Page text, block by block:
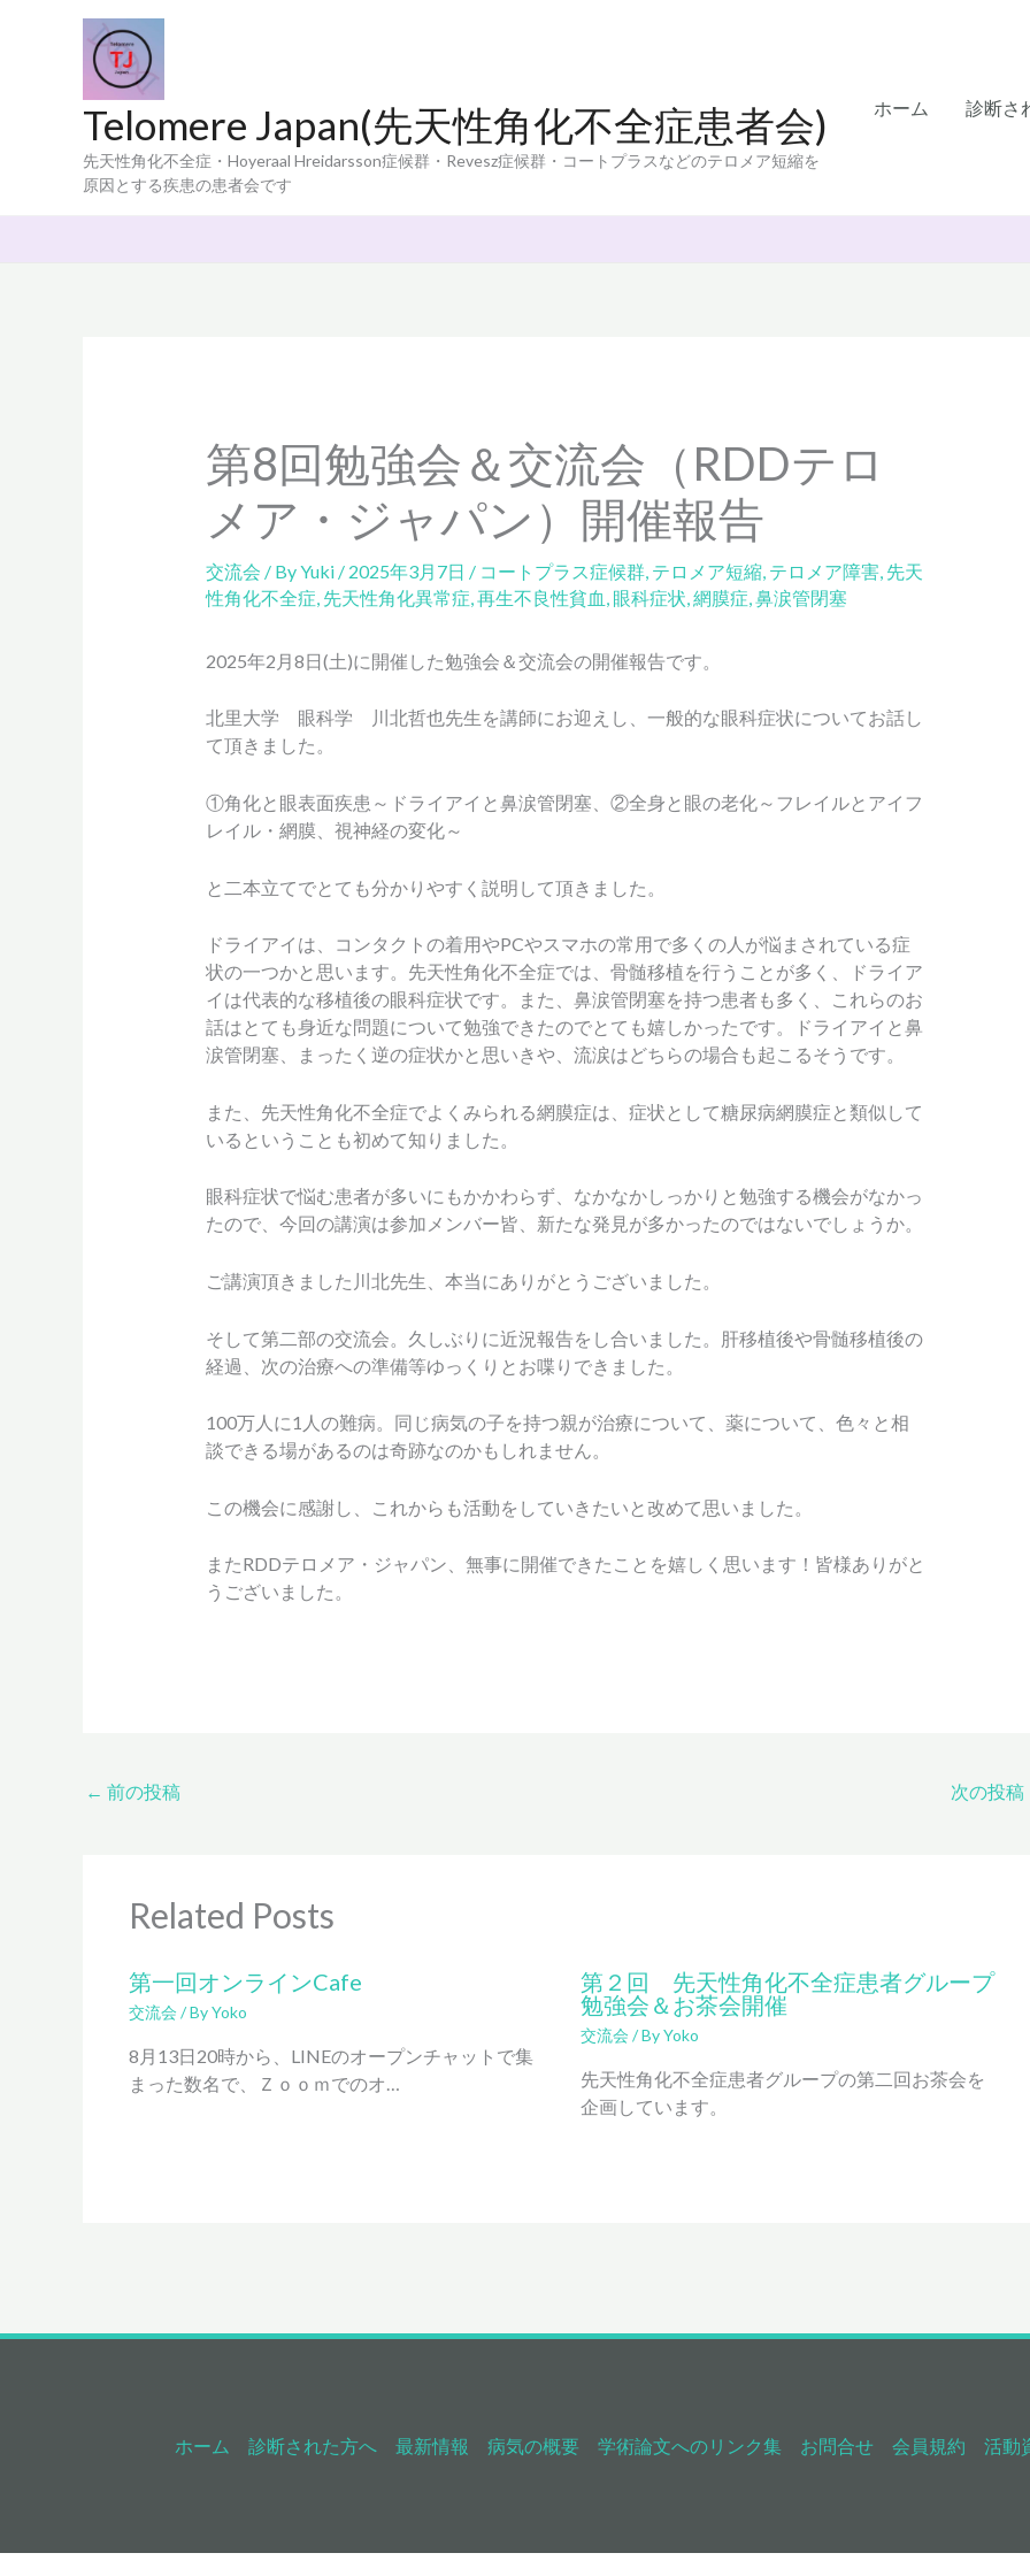
Telomere Japan(先天性角化不全症患者会)
先天性角化不全症・Hoyeraal Hreidarsson症候群・Revesz症候群・コートプラスなどのテロメア短縮を
原因とする疾患の患者会です
ホーム 診断さ
第8回勉強会＆交流会（RDDテロ
メア・ジャパン）開催報告
交流会 / ByYuki / 2025年3月7日 / コートプラス症候群, テロメア短縮, テロメア障害, 先天
性角化不全症 先天性角化異常症 再生不良性貧血 眼科症状 網膜症 鼻涙管閉塞
2025年2月8日(土)に開催した勉強会＆交流会の開催報告です。
北里大学 眼科学 川北哲也先生を講師にお迎えし、一般的な眼科症状についてお話し
て頂きました。
①角化と眼表面疾患～ドライアイと鼻涙管閉塞、②全身と眼の老化～フレイルとアイフ
レイル・網膜、視神経の変化～
と二本立てでとても分かりやすく説明して頂きました。
ドライアイは、コンタクトの着用やPCやスマホの常用で多くの人が悩まされている症
状の一つかと思います。先天性角化不全症では、骨髄移植を行うことが多く、ドライア
イは代表的な移植後の眼科症状です。また、鼻涙管閉塞を持つ患者も多く、これらのお
話はとても身近な問題について勉強できたのでとても嬉しかったです。ドライアイと鼻
涙管閉塞、まったく逆の症状かと思いきや、流涙はどちらの場合も起こるそうです。
また、先天性角化不全症でよくみられる網膜症は、症状として糖尿病網膜症と類似して
いるということも初めて知りました。
眼科症状で悩む患者が多いにもかかわらず、なかなかしっかりと勉強する機会がなかっ
たので、今回の講演は参加メンバー皆、新たな発見が多かったのではないでしょうか。
ご講演頂きました川北先生、本当にありがとうございました。
そして第二部の交流会。久しぶりに近況報告をし合いました。肝移植後や骨髄移植後の
経過、次の治療への準備等ゆっくりとお喋りできました。
100万人に1人の難病。同じ病気の子を持つ親が治療について、薬について、色々と相
談できる場があるのは奇跡なのかもしれません。
この機会に感謝し、これからも活動をしていきたいと改めて思いました。
またRDDテロメア・ジャパン、無事に開催できたことを嬉しく思います！皆様ありがと
うございました。
← 前の投稿 次の投稿
Related Posts
第一回オンラインCafe
交流会 / ByYoko
8月13日20時から、LINEのオープンチャットで集
まった数名で、Ｚｏｏｍでのオ…
第２回 先天性角化不全症患者グループ
勉強会＆お茶会開催
交流会 / ByYoko
先天性角化不全症患者グループの第二回お茶会を
企画しています。
ホーム 診断された方へ 最新情報 病気の概要 学術論文へのリンク集 お問合せ 会員規約 活動